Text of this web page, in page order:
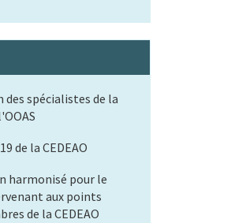
spécialistes de la
de la CEDEAO
harmonisé pour le
aux points
de la CEDEAO